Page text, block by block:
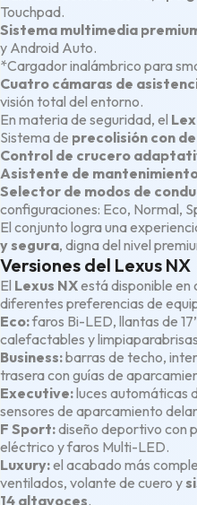
Touchpad.
Sistema multimedia
y Android Auto.
*Cargador inalámbrico para
Cuatro cámaras de
visión total del entorno.
En materia de seguridad, el
Sistema de precolisión con
Control de crucero
Asistente de
Selector de modos de
configuraciones: Eco, Normal,
El conjunto logra una
y segura, digna del nivel
Versiones del Lexus NX
El Lexus NXestá disponible en
diferentes preferencias de
Eco:faros Bi-LED, llantas de
calefactables y
Business:barras de techo,
trasera con guías de
Executive:luces automáticas
sensores de aparcamiento
F Sport:diseño deportivo con
eléctrico y faros Multi-LED.
Luxury:el acabado más
ventilados, volante de cuero y
14 altavoces.